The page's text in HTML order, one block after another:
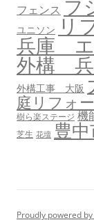
フェンス フ
ユニソン リ
兵庫 エ
外構
外構工事 大阪
庭リフォ
樹ら楽ステージ 機
芝生 花壇 豊
Proudly powered